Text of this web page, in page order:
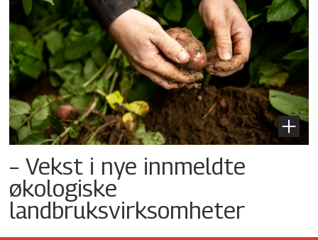
– Vekst i nye innmeldte
økologiske
landbruksvirksomheter